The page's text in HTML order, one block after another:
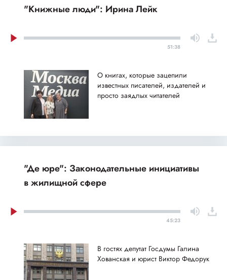
"Книжные люди": Ирина Лейк
51:38
О книгах, которые зацепили
известных писателей, издателей и
просто заядлых читателей
"Де юре": Законодательные инициативы
в жилищной сфере
45:23
В гостях депутат Госдумы Галина
Хованская и юрист Виктор Федорук